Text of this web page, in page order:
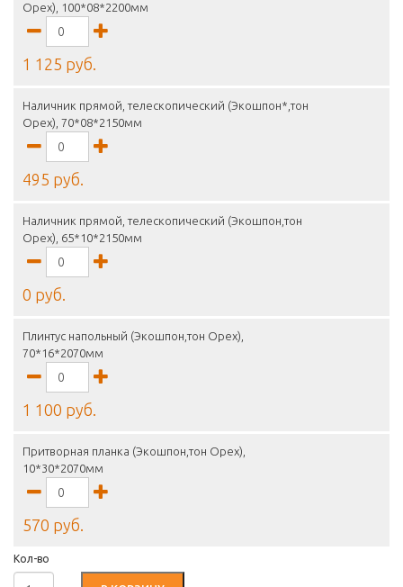
Орех), 100*08*2200мм
1 125 руб.
Наличник прямой, телескопический (Экошпон*,тон
Орех), 70*08*2150мм
495 руб.
Наличник прямой, телескопический (Экошпон,тон
Орех), 65*10*2150мм
0 руб.
Плинтус напольный (Экошпон,тон Орех),
70*16*2070мм
1 100 руб.
Притворная планка (Экошпон,тон Орех),
10*30*2070мм
570 руб.
Кол-во